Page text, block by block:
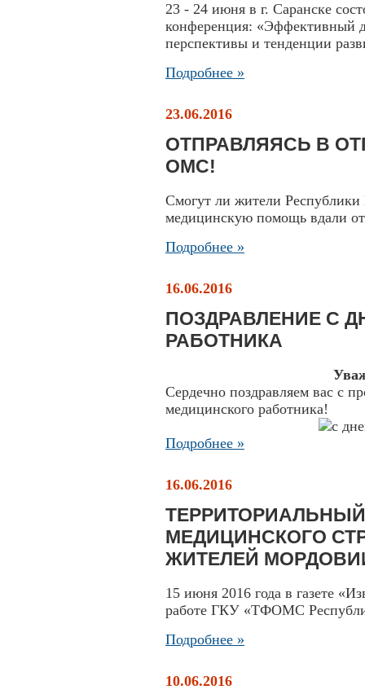
23 - 24 июня в г. Саранске
конференция: «Эффективный
перспективы и тенденции
Подробнее »
23.06.2016
ОТПРАВЛЯЯСЬ В
ОМС!
Смогут ли жители
медицинскую помощь вдали
Подробнее »
16.06.2016
ПОЗДРАВЛЕНИЕ С
РАБОТНИКА
Сердечно поздравляем вас с
медицинского работника!
Подробнее »
16.06.2016
МЕДИЦИНСКОГО
ЖИТЕЛЕЙ
15 июня 2016 года в газете
работе ГКУ «ТФОМС
Подробнее »
10.06.2016